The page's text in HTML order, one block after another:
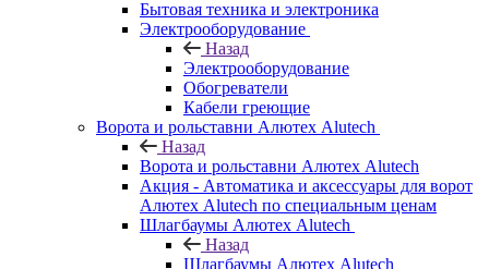
Бытовая техника и электроника
Электрооборудование
Назад
Электрооборудование
Обогреватели
Кабели греющие
Ворота и рольставни Алютех Alutech
Назад
Ворота и рольставни Алютех Alutech
Акция - Автоматика и аксессуары для ворот
Алютех Alutech по специальным ценам
Шлагбаумы Алютех Alutech
Назад
Шлагбаумы Алютех Alutech